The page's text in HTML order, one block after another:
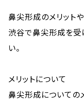
鼻尖形成のメリット
渋谷で鼻尖形成を受
い。
メリットについて
鼻尖形成についての